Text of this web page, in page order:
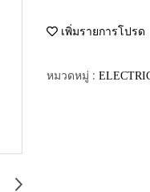
เพิ่มรายการโปรด
หมวดหมู่ :